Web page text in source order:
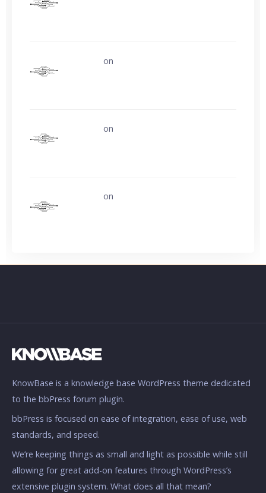
on
on
on
KnowBase is a knowledge base WordPress theme dedicated
to the bbPress forum plugin.
bbPress is focused on ease of integration, ease of use, web
standards, and speed.
We’re keeping things as small and light as possible while still
allowing for great add-on features through WordPress’s
extensive plugin system. What does all that mean?